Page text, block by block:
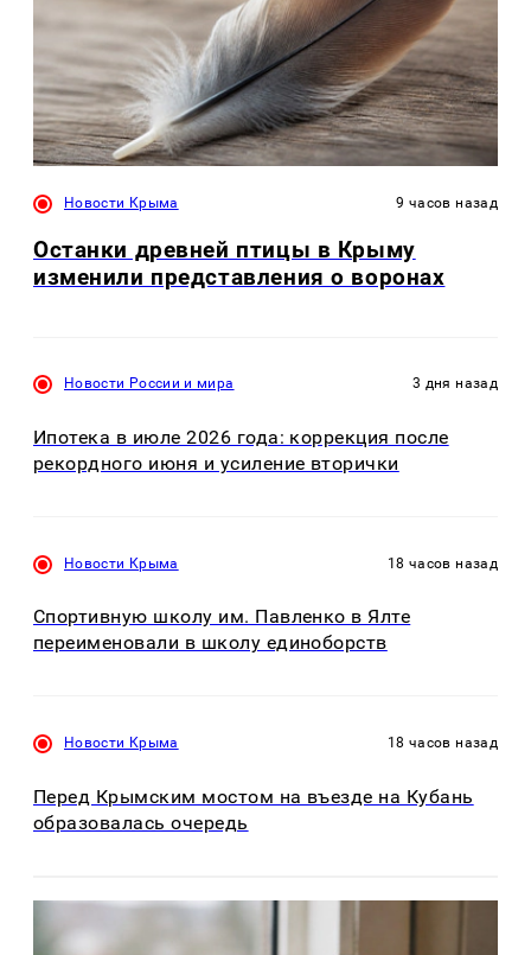
Новости Крыма 9 часов назад
Останки древней птицы в Крыму
изменили представления о воронах
Новости России и мира 3 дня назад
Ипотека в июле 2026 года: коррекция после
рекордного июня и усиление вторички
Новости Крыма 18 часов назад
Спортивную школу им. Павленко в Ялте
переименовали в школу единоборств
Новости Крыма 18 часов назад
Перед Крымским мостом на въезде на Кубань
образовалась очередь